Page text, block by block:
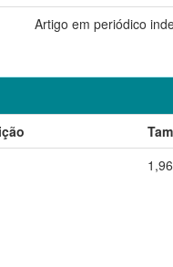
Artigo em periódico